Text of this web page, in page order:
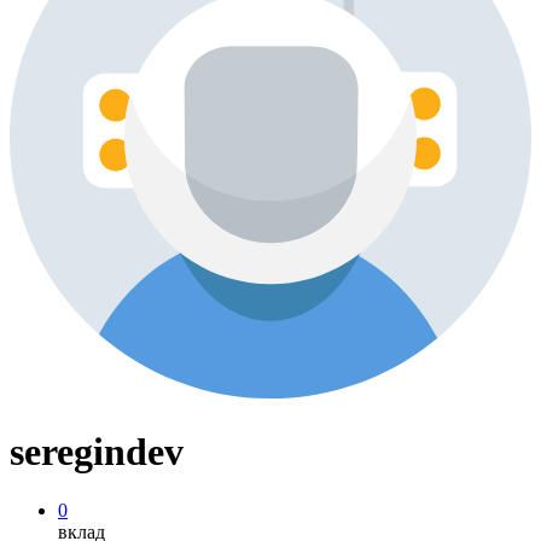
seregindev
0
вклад